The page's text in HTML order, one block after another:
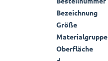
Bezeichnung
Größe
Materialgruppe
Oberfläche